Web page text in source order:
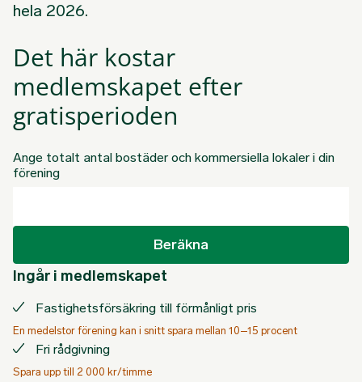
hela 2026.
Det här kostar
medlemskapet efter
gratisperioden
Ange totalt antal bostäder och kommersiella lokaler i din
förening
Beräkna
Ingår i medlemskapet
Fastighetsförsäkring till förmånligt pris
En medelstor förening kan i snitt spara mellan 10–15 procent
Fri rådgivning
Spara upp till 2 000 kr/timme